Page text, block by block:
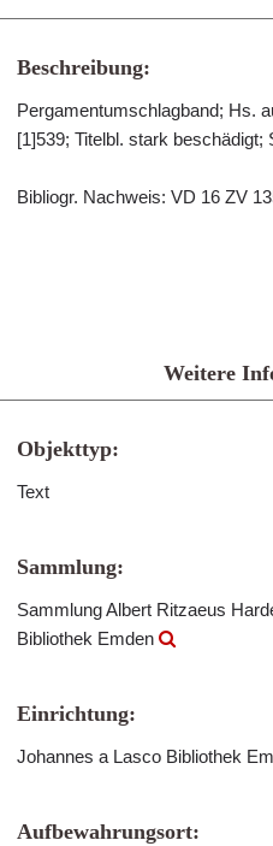
Beschreibung:
Pergamentumschlagband; Hs.
[1]539; Titelbl. stark beschädigt;
Bibliogr. Nachweis: VD 16 ZV
Weitere
Objekttyp:
Text
Sammlung:
Sammlung Albert Ritzaeus
Bibliothek Emden
Einrichtung:
Johannes a Lasco Bibliothek
Aufbewahrungsort: